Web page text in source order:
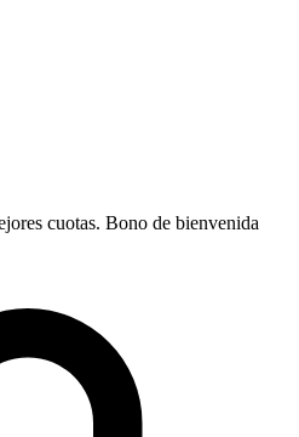
cuotas. Bono de bienvenida